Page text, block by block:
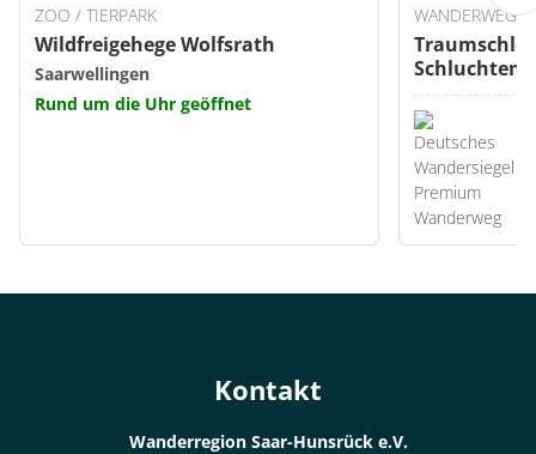
ZOO / TIERPARK
Wildfreigehege Wolfsrath
Saarwellingen
Rund um die Uhr geöffnet
WANDERWEG
Schluchten-
Kontakt
Wanderregion Saar-Hunsrück e.V.